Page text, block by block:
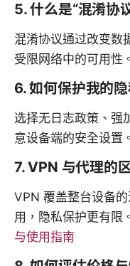
5. 什么是“混淆协
混淆协议通过改变数
受限网络中的可用性。
6. 如何保护我的隐
选择无日志政策、强
意设备端的安全设置。
7. VPN 与代理的
VPN 覆盖整台设备
用，隐私保护更有限
与使用指南